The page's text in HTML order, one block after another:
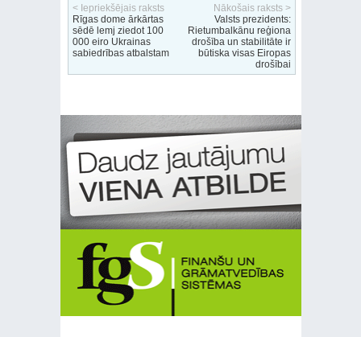
< Iepriekšējais raksts
Rīgas dome ārkārtas
sēdē lemj ziedot 100
000 eiro Ukrainas
sabiedrības atbalstam
Nākošais raksts >
Valsts prezidents:
Rietumbalkānu reģiona
drošība un stabilitāte ir
būtiska visas Eiropas
drošībai